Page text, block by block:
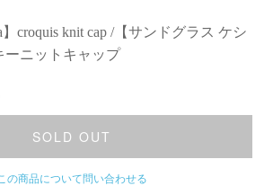
】croquis knit cap /【サンドグラス ケシ
ーニットキャップ
SOLD OUT
この商品について問い合わせる